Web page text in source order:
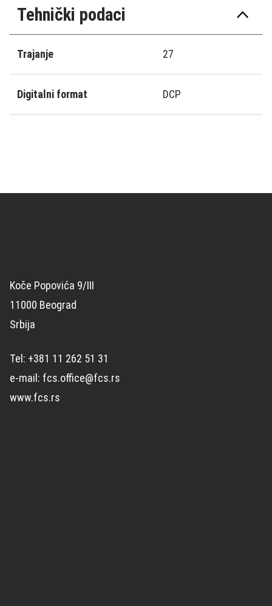
Tehnički podaci
Trajanje 27
Digitalni format DCP
Koče Popovića 9/III
11000 Beograd
Srbija
Tel: +381 11 262 51 31
e-mail: fcs.office@fcs.rs
www.fcs.rs